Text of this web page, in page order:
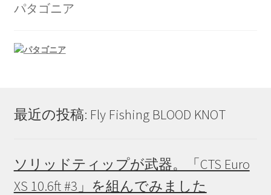
パタゴニア
最近の投稿: Fly Fishing BLOOD KNOT
ソリッドティップが武器。「CTS Euro
XS 10.6ft #3」を組んでみました